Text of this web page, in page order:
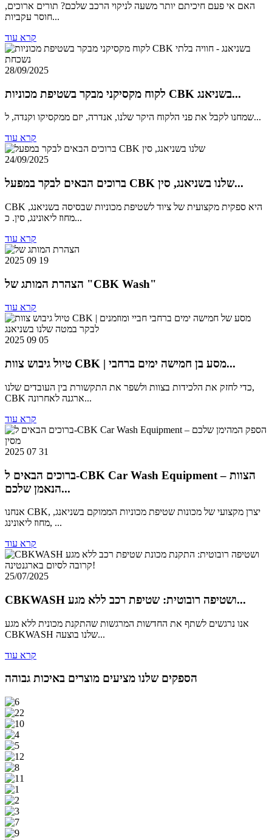
האם אי פעם חיכיתם יותר משעה לניקוי הרכב שלכם? תורים ארוכים,
חוסר עקביות...
קרא עוד
28/09/2025
לקוח מקסיקני מבקר בשטיפת מכוניות CBK בשניאנג...
שמחנו לקבל את פני הלקוח היקר שלנו, אנדרה, יזם ממקסיקו וקנדה, ל...
קרא עוד
24/09/2025
ברוכים הבאים לבקר במפעל CBK שלנו בשניאנג, סין...
CBK היא ספקית מקצועית של ציוד לשטיפת מכוניות שבסיסה בשניאנג,
מחוז ליאונינג, סין. כ...
קרא עוד
2025 09 19
הצהרת המותג של "CBK Wash"
קרא עוד
2025 09 05
טיול גיבוש צוות CBK | מסע בן חמישה ימים ברחבי...
כדי לחזק את הלכידות בצוות ולשפר את התקשורת בין העובדים שלנו,
CBK ארגנה לאחרונה...
קרא עוד
2025 07 31
ברוכים הבאים ל-CBK Car Wash Equipment – ​​הצוות
הנאמן שלכם...
אנחנו CBK, יצרן מקצועי של מכונות שטיפת מכוניות הממוקם בשניאנג,
מחוז ליאונינג, ...
קרא עוד
25/07/2025
CBKWASH ושטיפה רובוטית: שטיפת רכב ללא מגע...
אנו נרגשים לשתף את החדשות המרגשות שהתקנת מכונית ללא מגע
CBKWASH שלנו בוצעה...
קרא עוד
הספקים שלנו מציעים מוצרים באיכות גבוהה